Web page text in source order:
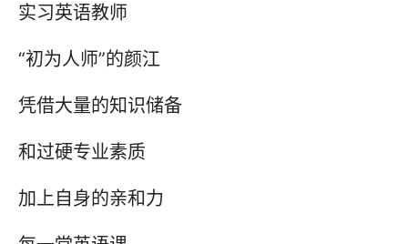
实习英语教师
“初为人师”的颜江
凭借大量的知识储备
和过硬专业素质
加上自身的亲和力